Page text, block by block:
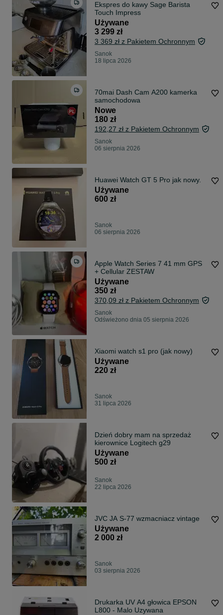
Ekspres do kawy Sage Barista
Touch Impress
Używane
3 299 zł
3 369 zł z Pakietem Ochronnym
Sanok
18 lipca 2026
70mai Dash Cam A200 kamerka
samochodowa
Nowe
180 zł
192,27 zł z Pakietem Ochronnym
Sanok
06 sierpnia 2026
Huawei Watch GT 5 Pro jak nowy.
Używane
600 zł
Sanok
06 sierpnia 2026
Apple Watch Series 7 41 mm GPS
+ Cellular ZESTAW
Używane
350 zł
370,09 zł z Pakietem Ochronnym
Sanok
Odświeżono dnia 05 sierpnia 2026
Xiaomi watch s1 pro (jak nowy)
Używane
220 zł
Sanok
31 lipca 2026
Dzień dobry mam na sprzedaż
kierownice Logitech g29
Używane
500 zł
Sanok
22 lipca 2026
JVC JA S-77 wzmacniacz vintage
Używane
2 000 zł
Sanok
03 sierpnia 2026
Drukarka UV A4 głowica EPSON
L800 - Malo Uzywana